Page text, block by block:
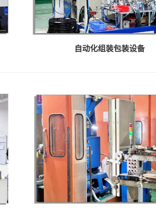
自动化组装包装设备